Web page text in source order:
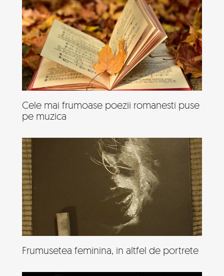
Cele mai frumoase poezii romanesti puse
pe muzica
Frumusetea feminina, in altfel de portrete